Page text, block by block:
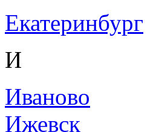
Екатеринбург
И
Иваново
Ижевск